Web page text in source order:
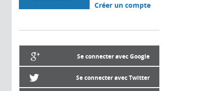
Créer un compte
Se connecter avec Google
Se connecter avec Twitter